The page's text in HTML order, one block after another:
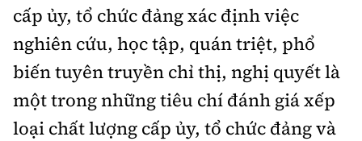
cấp ủy, tổ chức đảng xác định việc
nghiên cứu, học tập, quán triệt, phổ
biến tuyên truyền chỉ thị, nghị quyết là
một trong những tiêu chí đánh giá xếp
loại chất lượng cấp ủy, tổ chức đảng và